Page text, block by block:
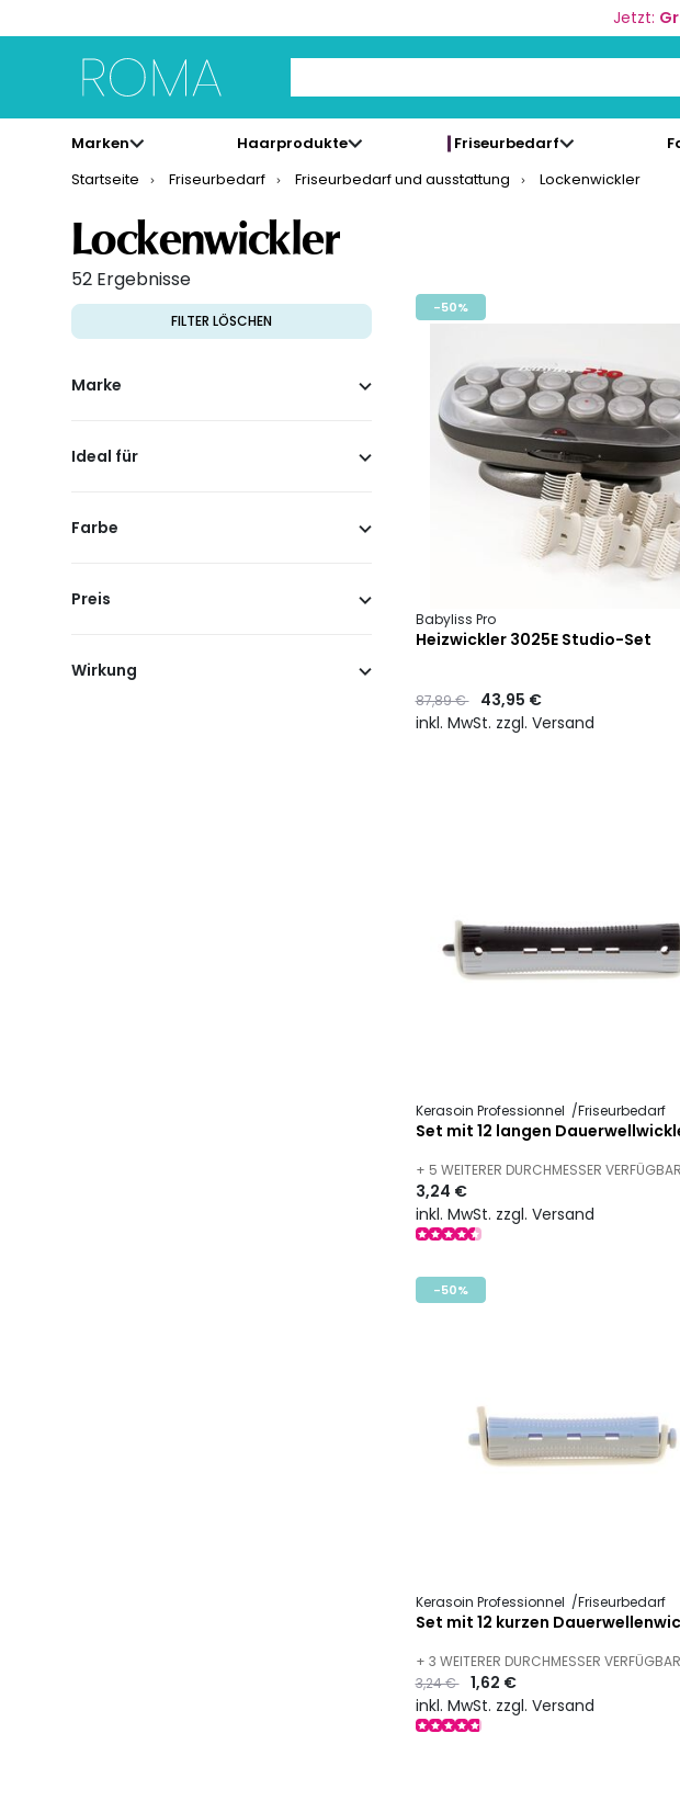
Jetzt:
Marken Haarprodukte Friseurbedarf
Startseite
Friseurbedarf Friseurbedarf und ausstattung Lockenwickler
Lockenwickler
52 Ergebnisse
FILTER LÖSCHEN
Marke
Ideal für
Farbe
Preis
Wirkung
-50%
Babyliss Pro
Heizwickler 3025E Studio-Set
Preis
87,89 €to 43,95 €
inkl. MwSt. zzgl. Versand
Kerasoin Professionnel Friseurbedarf
Set mit 12 langen
+ 5 WEITERER DURCHMESSER VERFÜGBAR
3,24 €
inkl. MwSt. zzgl. Versand
-50%
Kerasoin Professionnel Friseurbedarf
Set mit 12 kurzen
+ 3 WEITERER DURCHMESSER VERFÜGBAR
Preis
3,24 €to1,62 €
inkl. MwSt. zzgl. Versand